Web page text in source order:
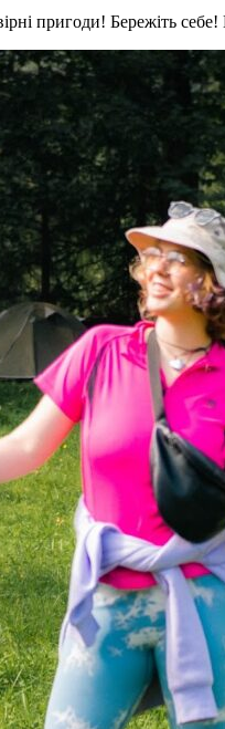
пригоди! Бережіть